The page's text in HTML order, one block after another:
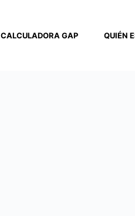
CALCULADORA GAP QUIÉN